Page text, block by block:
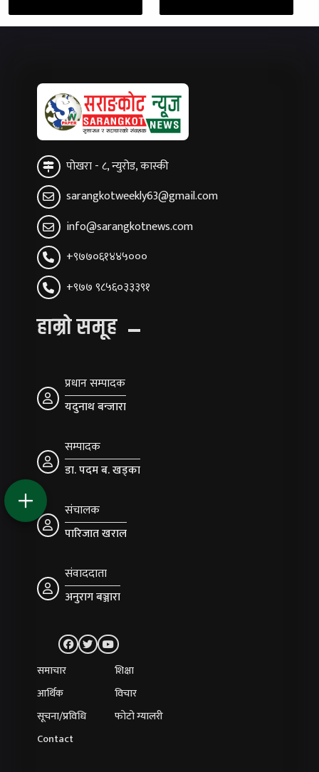
पोखरा - ८, न्युरोड, कास्की
sarangkotweekly63@gmail.com
info@sarangkotnews.com
+९७७०६१४४५०००
+९७७ ९८५६०३३३९१
हाम्रो समूह
प्रधान सम्पादक
यदुनाथ बन्जारा
सम्पादक
डा. पदम ब. खड्का
संचालक
पारिजात खराल
संवाददाता
अनुराग बञ्जारा
समाचार
शिक्षा
आर्थिक
विचार
सूचना/प्रविधि
फोटो ग्यालरी
Contact